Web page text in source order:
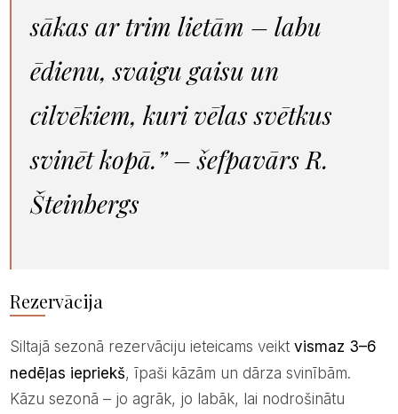
sākas ar trim lietām – labu
ēdienu, svaigu gaisu un
cilvēkiem, kuri vēlas svētkus
svinēt kopā.” – šefpavārs R.
Šteinbergs
Rezervācija
Siltajā sezonā rezervāciju ieteicams veikt vismaz 3–6
nedēļas iepriekš, īpaši kāzām un dārza svinībām.
Kāzu sezonā – jo agrāk, jo labāk, lai nodrošinātu